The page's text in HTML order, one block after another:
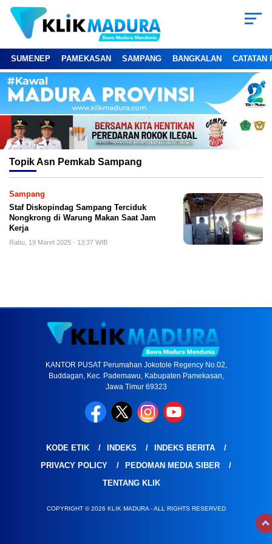
SUMENEP PAMEKASAN SAMPANG BANGKALAN CATATAN
TopikAsn Pemkab Sampang
Sampang
Staf Diskopindag Sampang Terciduk
Nongkrong di Warung Makan Saat Jam
Kerja
Rabu, 19 Maret 2025 - 13:37 WIB
KANTOR PUSAT Perumahan Jokotole Regency No.02,
Buddagan, Kec. Pademawu, Kabupaten Pamekasan,
Jawa Timur 69323
KODE ETIK INDEKS
INDEKS BERITA
PRIVACY POLICY
PEDOMAN MEDIA SIBER
TENTANG KLIK
COPYRIGHT © 2026 KLIK MADURA - ALL RIGHTS RESERVED